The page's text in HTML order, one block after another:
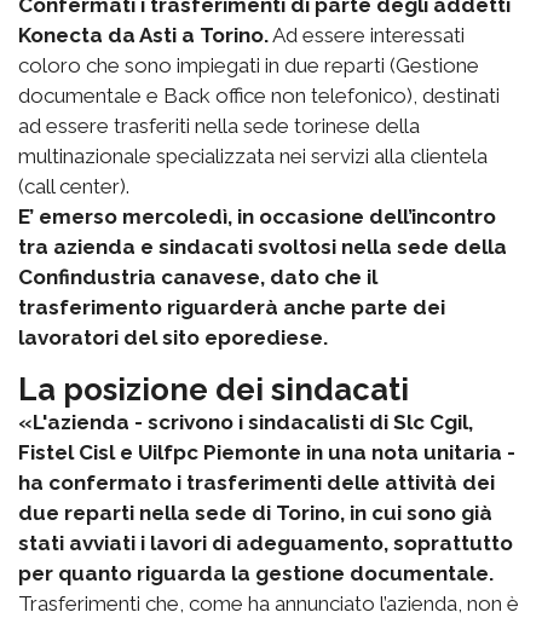
Konecta da Asti a Torino.Ad essere interessati
coloro che sono impiegati in due reparti (Gestione
documentale e Back office non telefonico), destinati
ad essere trasferiti nella sede torinese della
multinazionale specializzata nei servizi alla clientela
(call center).
E’ emerso mercoledì, in occasione dell’incontro
tra azienda e sindacati svoltosi nella sede della
Confindustria canavese, dato che il
trasferimento riguarderà anche parte dei
lavoratori del sito eporediese.
La posizione dei sindacati
«L'azienda - scrivono i sindacalisti di Slc Cgil,
Fistel Cisl e Uilfpc Piemonte in una nota unitaria -
ha confermato i trasferimenti delle attività dei
due reparti nella sede di Torino, in cui sono già
stati avviati i lavori di adeguamento, soprattutto
per quanto riguarda la gestione documentale.
Trasferimenti che, come ha annunciato l’azienda, non è